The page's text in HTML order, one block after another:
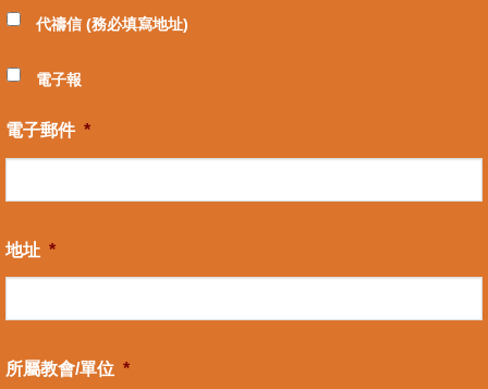
代禱信 (務必填寫地址)
電子報
電子郵件 *
地址 *
所屬教會/單位 *